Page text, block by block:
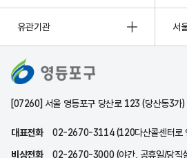
유관기관 서
[07260] 서울 영등포구 당산로 123 (당산동3가)
대표전화
02-2670-3114 (120다산콜센터로
비상전화
02-2670-3000 (야간, 공휴일/당직